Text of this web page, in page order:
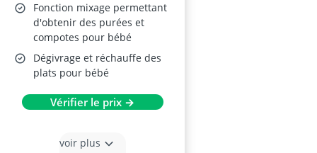
Fonction mixage permettant
d'obtenir des purées et
compotes pour bébé
Dégivrage et réchauffe des
plats pour bébé
Vérifier le prix →
voir plus